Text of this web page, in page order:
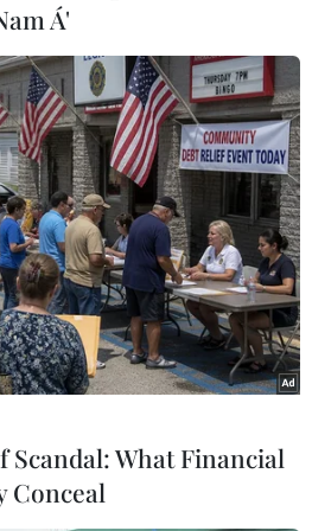
của Quốc tế ngữ
tổ chức tại Pháp năm 1905
5 đại hộiđược tổ chức tại
UEA tổ chức xét duyệt Hội
đại hội UK cho các năm
thị sát khả năng thực tế và
chọn là địa điểm đăng cai
đầu tiên tại Việt Nam. Sự
vô cùng quantrọng đối với
Nam nói riêng của UEA
Á'
Scandal: What Financial
Conceal